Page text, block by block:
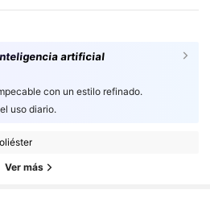
artificial
con un estilo refinado.
uso diario.
Ver más